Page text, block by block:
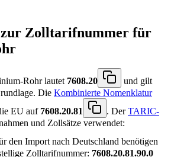
zur Zolltarifnummer für
Rohr lautet 7608.20
und gilt
Die Kombinierte Nomenklatur
EU auf 7608.20.81 . DerTARIC-
und Zollsätze verwendet:
den Import nach Deutschland benötigen
Zolltarifnummer: 7608.20.81.90.0